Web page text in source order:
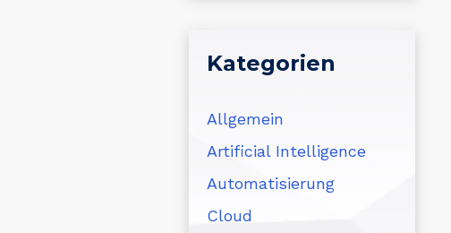
Kategorien
Allgemein
Artificial Intelligence
Automatisierung
Cloud